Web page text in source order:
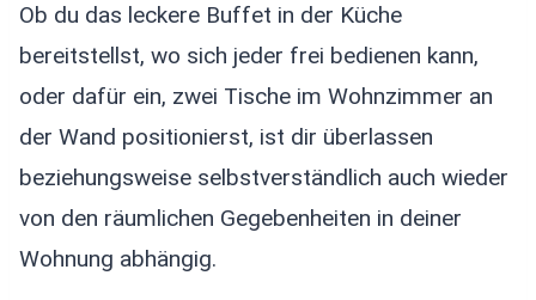
Ob du das leckere Buffet in der Küche
bereitstellst, wo sich jeder frei bedienen kann,
oder dafür ein, zwei Tische im Wohnzimmer an
der Wand positionierst, ist dir überlassen
beziehungsweise selbstverständlich auch wieder
von den räumlichen Gegebenheiten in deiner
Wohnung abhängig.